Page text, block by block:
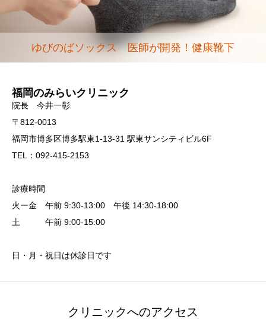
ゆびのばソックス 医師が開発！健康靴下
福岡のみらいクリニック
院長 今井一彰
〒812-0013
福岡市博多区博多駅東1-13-31 駅東サンシティビル6F
TEL：092-415-2153
診療時間
火ー金 午前 9:30-13:00 午後 14:30-18:00
土 午前 9:00-15:00
日・月・祝日は休診日です
クリニックへのアクセス